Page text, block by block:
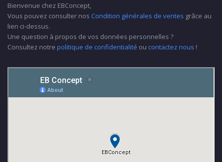
Bienvenue chez EBConcept,
Vous pouvez consulter nos Condition générales de ventes grâce au
lien ci-dessus.
Une question à propos de vos données personnelles ?
Consultez notre politique de confidentialité ou contactez nous !